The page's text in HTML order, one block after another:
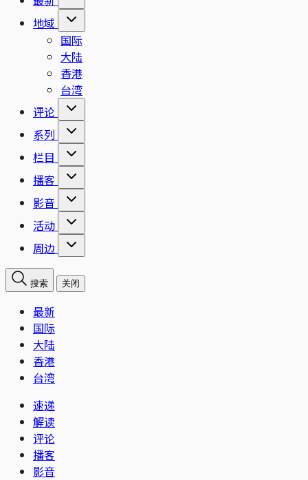
地域
国际
大陆
香港
台湾
评论
系列
栏目
播客
影音
活动
周边
搜索 关闭
最新
国际
大陆
香港
台湾
速递
解读
评论
播客
影音